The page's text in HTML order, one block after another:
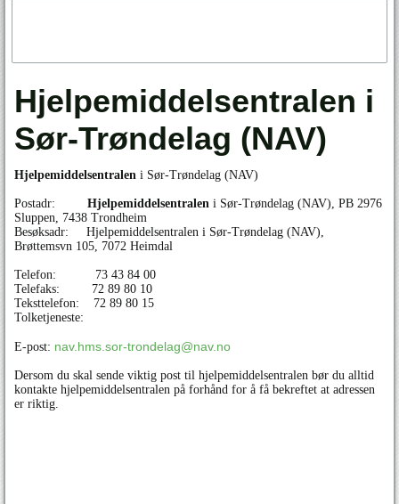
Hjelpemiddelsentralen i
Sør-Trøndelag (NAV)
Hjelpemiddelsentralen i Sør-Trøndelag (NAV)
Postadr: Hjelpemiddelsentralen i Sør-Trøndelag (NAV), PB 2976
Sluppen, 7438 Trondheim
Besøksadr: Hjelpemiddelsentralen i Sør-Trøndelag (NAV),
Brøttemsvn 105, 7072 Heimdal
Telefon: 73 43 84 00
Telefaks: 72 89 80 10
Teksttelefon: 72 89 80 15
Tolketjeneste:
E-post: nav.hms.sor-trondelag@nav.no
Dersom du skal sende viktig post til hjelpemiddelsentralen bør du alltid
kontakte hjelpemiddelsentralen på forhånd for å få bekreftet at adressen
er riktig.